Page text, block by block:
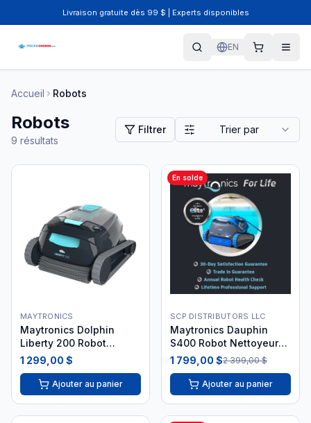
Livraison gratuite dès 99 $ | Experts disponibles
EN
Accueil Robots
Robots
9 résultats
Filtrer Trier par
MAYTRONICS
Maytronics Dolphin
Liberty 200 Robot
Nettoyeur Piscine 2025
1 299,00 $
Ajouter au panier
En solde
SCP DISTRIBUTORS LLC
Maytronics Dauphin
S400 Robot Nettoyeur
de Piscine
1 799,00 $2 399,00 $
Ajouter au panier